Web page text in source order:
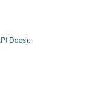
Docs).